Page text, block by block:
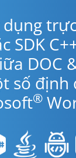
SDK
DOC
số định
®